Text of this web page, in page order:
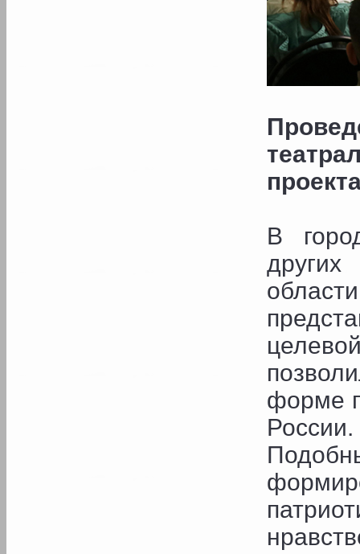
В
форме
России.